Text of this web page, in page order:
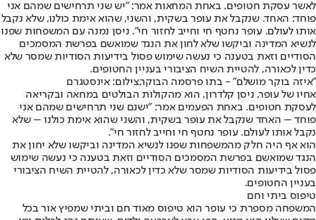
לאשר עסקת חטופים. באחת המחאות אמר: "יש שני תרחישים שמהם אני
פוחד: האחד. שנקבל את עופר בשקית, והשני, שהוא אימת כולנו, שלא נקבל
אותו לעולם. עופר נחטף חי וחייב לחזור חי". ניסן נמנה עם המשפחות שפנו
לנשיא המדינה וביקשו שלא לחון את הנגד שמואשם בפרשת המסמכים
הסודיים וזאת בטענה כי נעשה שימוש פסול בידיעות הסודיות שמסר שלא
כדין לכאורה, להטיית השיח הציבורי בעניין החטופים.
"איזה בוקר מושלם" - בתו פרסמה הבוקר,צילום: אינסטגרם
אחיו של עופר, ניסן קלדרון, הוא מהקולות הבולטים במחאה ובקריאה
לעסקת חטופים. באחת הפעמים אמר: "ישנם שני תרחישים שמהם אני
פוחד – האחד שנקבל את עופר בשקית, והשני שהוא אימת כולנו – שלא
נקבל אותו לעולם. עופר נחטף חי וחייב לחזור חי".
הוא אף היה חלק מהמשפחות שפנו לנשיא המדינה וביקשו שלא יחון את
הנגד שמואשם בפרשת המסמכים הסודיים וזאת בטענה כי נעשה שימוש
פסול בידיעות הסודיות שמסר שלא כדין לכאורה, להטיית השיח הציבורי
בעניין החטופים.
טיפוס ביתי וחם
המשפחה מספרת כי עופר הוא טיפוס מאוד חם וביתי שמפיץ אור בכל